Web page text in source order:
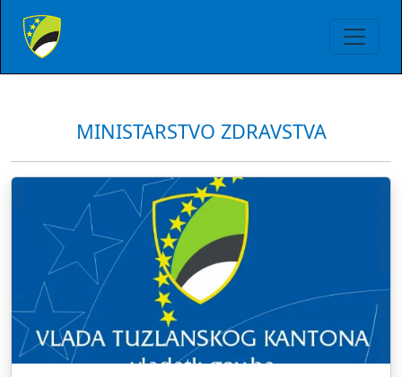
MINISTARSTVO ZDRAVSTVA